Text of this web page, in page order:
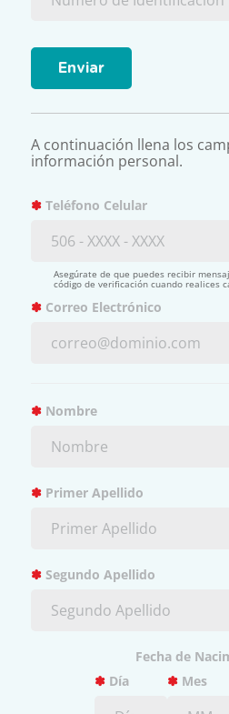
Enviar
A continuación llena los
información personal.
✽ Teléfono Celular
Asegúrate de que puedes recibir
código de verificación cuando realices
✽ Correo Electrónico
✽ Nombre
✽ Primer Apellido
✽ Segundo Apellido
Fecha de
✽ Día ✽ Mes